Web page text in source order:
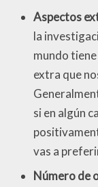
Aspectos
la
mundo
extra que
si en algún
vas a
Número de